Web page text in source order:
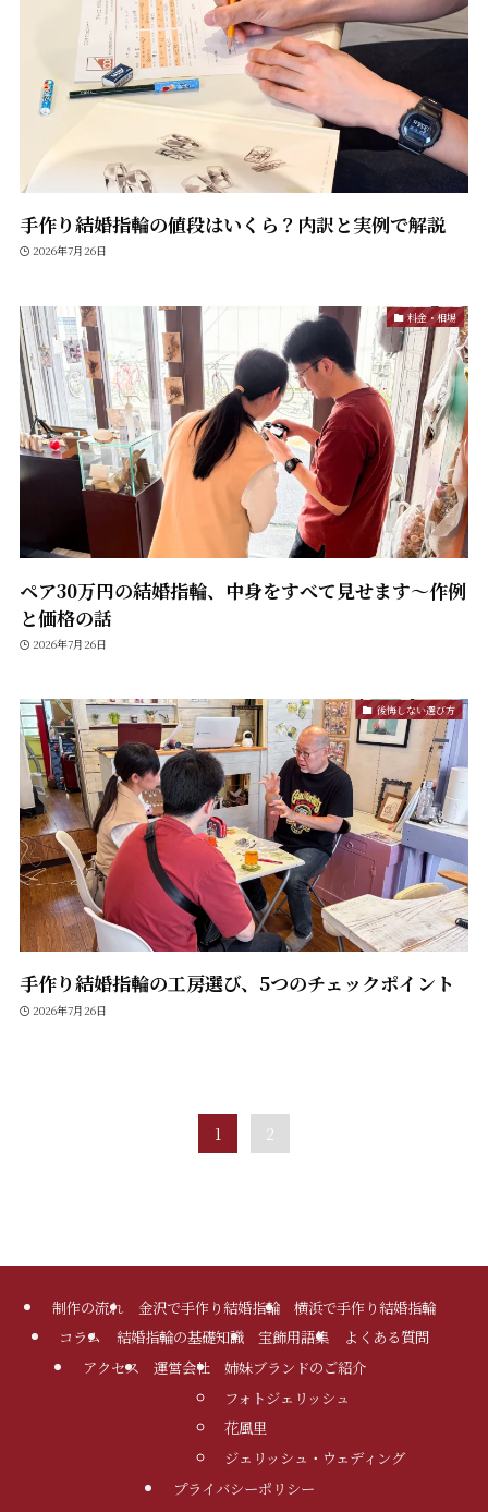
手作り結婚指輪の値段はいくら？内訳と実例で解説
2026年7月26日
料金・相場
ペア30万円の結婚指輪、中身をすべて見せます〜作例
と価格の話
2026年7月26日
後悔しない選び方
手作り結婚指輪の工房選び、5つのチェックポイント
2026年7月26日
1 2
制作の流れ 金沢で手作り結婚指輪
横浜で手作り結婚指輪
コラム
結婚指輪の基礎知識 宝飾用語集
よくある質問
アクセス
運営会社
姉妹ブランドのご紹介
フォトジェリッシュ
花風里
ジェリッシュ・ウェディング
プライバシーポリシー